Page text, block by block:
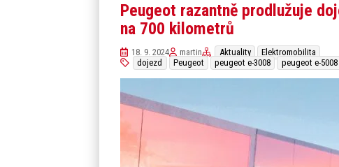
Peugeot razantně prodlužuje
na 700 kilometrů
18. 9. 2024 martin Aktuality
Elektromobilita
dojezd
Peugeot peugeot e-3008 peugeot e-5008